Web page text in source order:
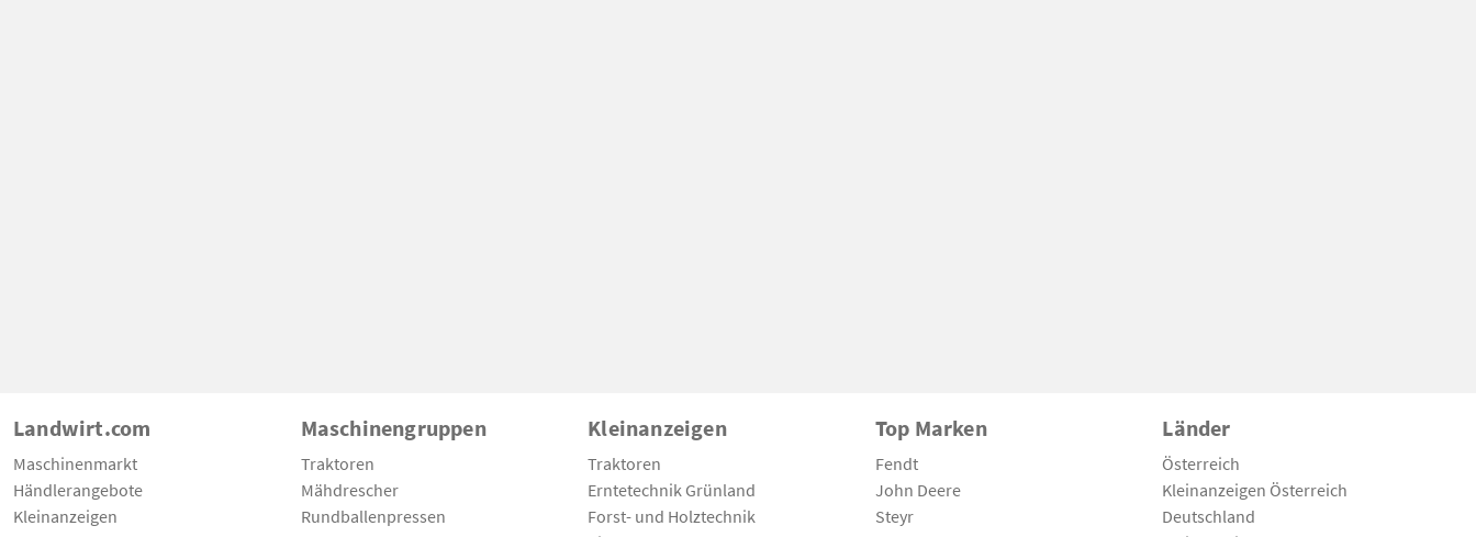
Landwirt.com
Maschinenmarkt
Händlerangebote
Kleinanzeigen
Maschinengruppen
Traktoren
Mähdrescher
Rundballenpressen
Kleinanzeigen
Traktoren
Erntetechnik Grünland
Forst- und Holztechnik
Top Marken
Fendt
John Deere
Steyr
Länder
Österreich
Kleinanzeigen Österreich
Deutschland